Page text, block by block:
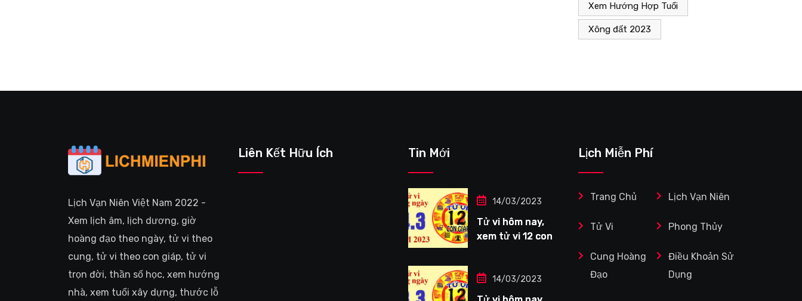
Xem Hướng Hợp Tuổi
Xông đất 2023
Lịch Vạn Niên Việt Nam 2022 -
Xem lịch âm, lịch dương, giờ
hoàng đạo theo ngày, tử vi theo
cung, tử vi theo con giáp, tử vi
trọn đời, thần số học, xem hướng
nhà, xem tuổi xây dựng, thước lỗ
Liên Kết Hữu Ích Tin Mới
14/03/2023
Tử vi hôm nay,
xem tử vi 12 con
Thìn công việc
tươi sáng
14/03/2023
Lịch Miễn Phí
Trang Chủ Lịch Vạn Niên
Tử Vi Phong Thủy
Cung Hoàng
Đạo
Điều Khoản Sử
Dụng